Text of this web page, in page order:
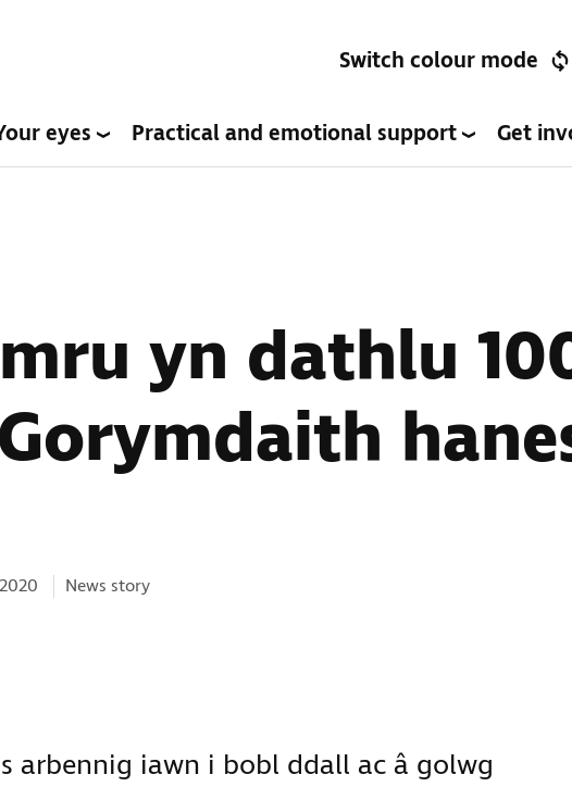
Switch colour mode
eyes Practical and emotional support Get
yn dathlu
Categories:
News story
arbennig iawn i bobl ddall ac â golwg